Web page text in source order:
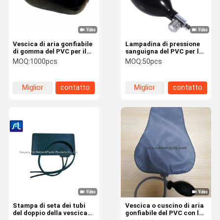
Prodotti Video Circa Noi
Lampadina di pressione
sanguigna del PVC per lo
sfigmomanometro
manuale di inflazione
MOQ:50pcs
Miglior
contatto
Vescica di aria gonfiabile
di gomma del PVC per il
progetto della fossa
MOQ:1000pcs
Miglior
contatto
Vescica o cuscino di aria
gonfiabile del PVC con la
Stampa di seta dei tubi
del doppio della vescica